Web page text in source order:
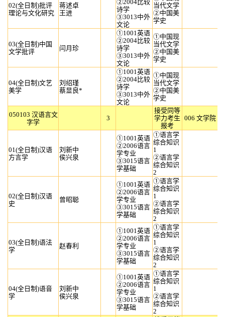
02(全日制)批评
理论与文化研究
蒋述卓
王进
②2004比较
诗学
③3013中外
文论
当代文学
②中国美
学史
03(全日制)中国
文学批评
闫月珍
①1001英语
②2004比较
诗学
③3013中外
文论
①中国现
当代文学
②中国美
学史
04(全日制)文艺
美学
刘绍瑾
蔡显良*
①1001英语
②2004比较
诗学
③3013中外
文论
①中国现
当代文学
②中国美
学史
050103 汉语言文
字学
3
接受同等
学力考生
报考
006 文学院
01(全日制)汉语
方言学
刘新中
侯兴泉
①1001英语
②2006语言
学专业
③3015语言
学基础
①语言学
综合知识
1
②语言学
综合知识
2
02(全日制)汉语
史
曾昭聪
①1001英语
②2006语言
学专业
③3015语言
学基础
①语言学
综合知识
1
②语言学
综合知识
2
03(全日制)语法
学
赵春利
①1001英语
②2006语言
学专业
③3015语言
学基础
①语言学
综合知识
1
②语言学
综合知识
2
04(全日制)语音
学
刘新中
侯兴泉
①1001英语
②2006语言
学专业
③3015语言
学基础
①语言学
综合知识
1
②语言学
综合知识
2